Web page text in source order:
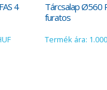
4
Tárcsalap Ø560
furatos
Termék ára: